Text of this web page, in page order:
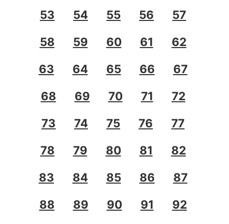
53
54 55 56
57
58
59 60 61
62
63
64 65 66
67
68
69 70 71
72
73
74 75 76
77
78
79 80 81
82
83
84 85 86
87
88
89 90 91
92